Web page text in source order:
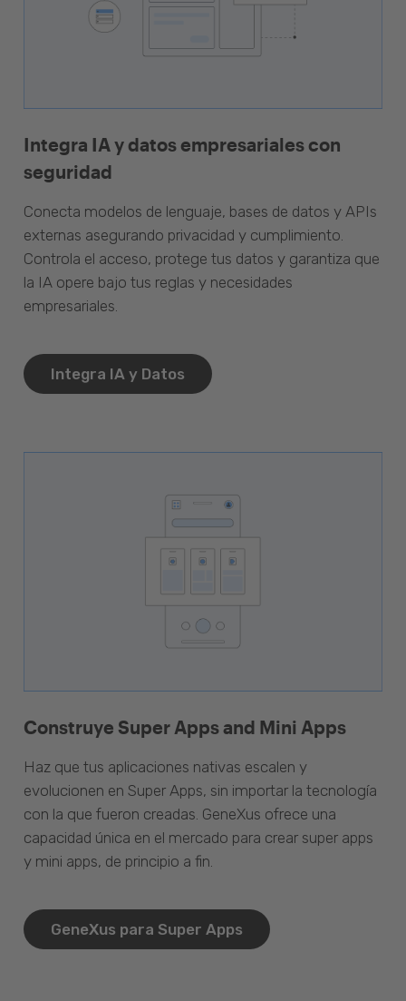
Integra IA y datos empresariales con
seguridad
Conecta modelos de lenguaje, bases de datos y APIs
externas asegurando privacidad y cumplimiento.
Controla el acceso, protege tus datos y garantiza que
la IA opere bajo tus reglas y necesidades
empresariales.
Integra IA y Datos
Construye Super Apps and Mini Apps
Haz que tus aplicaciones nativas escalen y
evolucionen en Super Apps, sin importar la tecnología
con la que fueron creadas. GeneXus ofrece una
capacidad única en el mercado para crear super apps
y mini apps, de principio a fin.
GeneXus para Super Apps